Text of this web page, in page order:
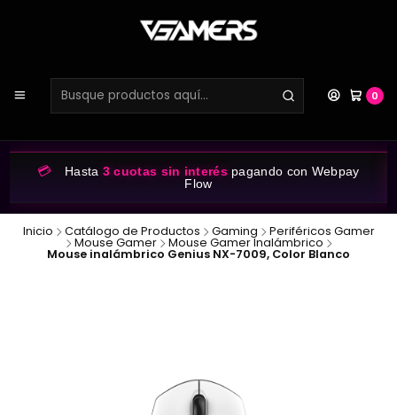
0
💳 Hasta 3 cuotas sin interéspagando con Webpay
Flow
Inicio Catálogo de Productos Gaming Periféricos Gamer
Mouse Gamer Mouse Gamer Inalámbrico
Mouse inalámbrico Genius NX-7009, Color Blanco